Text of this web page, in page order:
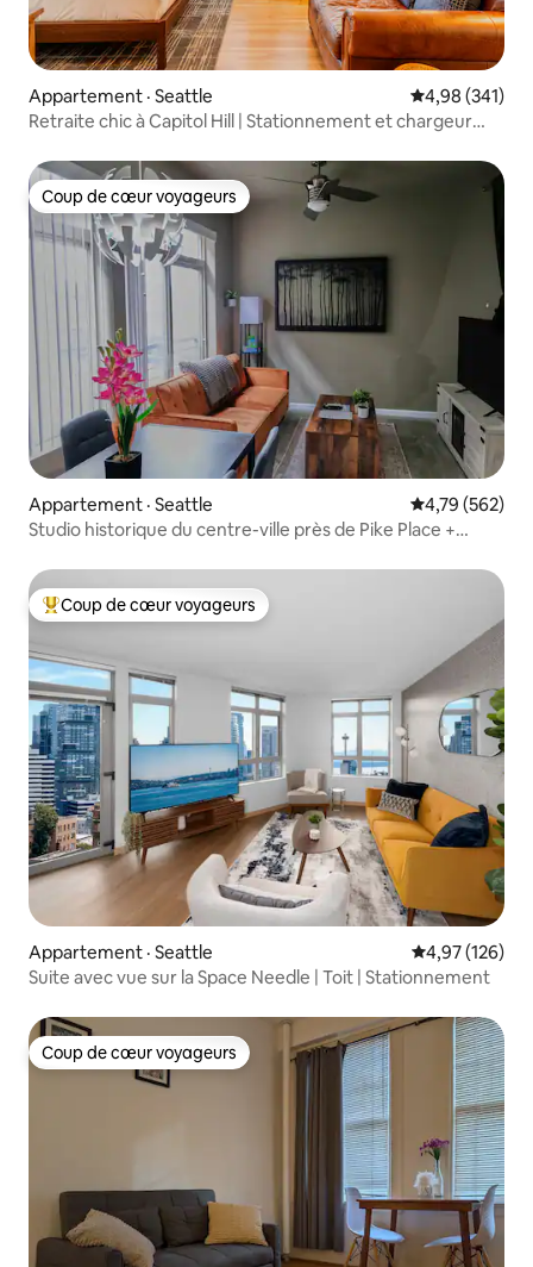
Appartement · Seattle Note
4,98 (341)
Retraite chic à Capitol Hill | Stationnement et chargeur
Coup de cœur voyageurs
Coup de cœur voyageurs
Appartement · Seattle Note
4,79 (562)
Studio historique du centre-ville près de Pike Place +
Coup de cœur voyageurs parmi les plus aimés
Coup de cœur voyageurs
Appartement · Seattle Note
4,97 (126)
Suite avec vue sur la Space Needle | Toit | Stationnement
Coup de cœur voyageurs
Coup de cœur voyageurs